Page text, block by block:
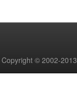
Copyright © 2002-2013